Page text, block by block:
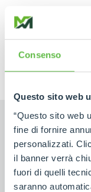
Consenso
Questo sito web
“Questo sito web
fine di fornire
personalizzati.
il banner verrà
fuori di quelli
saranno
CINGO
MULTIFUNCTION